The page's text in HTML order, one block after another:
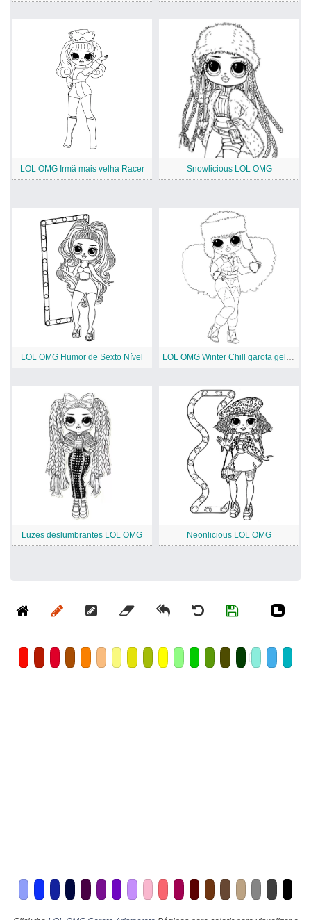
LOL OMG Irmã mais velha Racer Snowlicious LOL OMG
LOL OMG Humor de Sexto Nível LOL OMG Winter Chill garota gelada
Luzes deslumbrantes LOL OMG Neonlicious LOL OMG